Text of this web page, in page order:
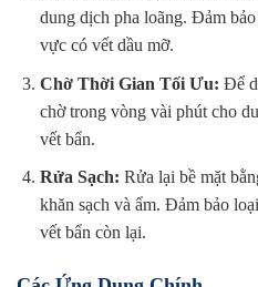
dung dịch pha loãng. Đảm
vực có vết dầu mỡ.
Chờ Thời Gian Tối Ưu: Để
chờ trong vòng vài phút cho
vết bẩn.
Rửa Sạch: Rửa lại bề mặt
khăn sạch và ẩm. Đảm bảo
vết bẩn còn lại.